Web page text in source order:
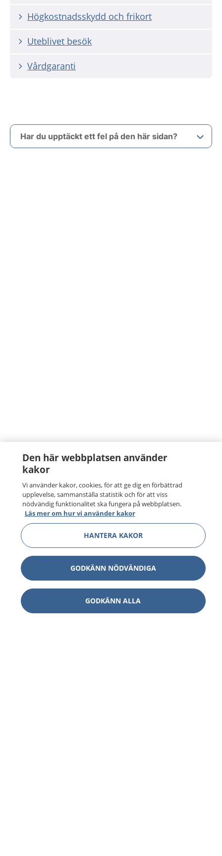
Högkostnadsskydd och frikort
Uteblivet besök
Vårdgaranti
Har du upptäckt ett fel på den här sidan?
1177–tryggt om din hälsa och vård
På 1177.se får du råd om hälsa och information om
Den här webbplatsen använder
kakor
Vi använder kakor, cookies, för att ge dig en förbättrad
upplevelse, sammanställa statistik och för att viss
nödvändig funktionalitet ska fungera på webbplatsen.
Läs mer om hur vi använder kakor
HANTERA KAKOR
GODKÄNN NÖDVÄNDIGA
GODKÄNN ALLA